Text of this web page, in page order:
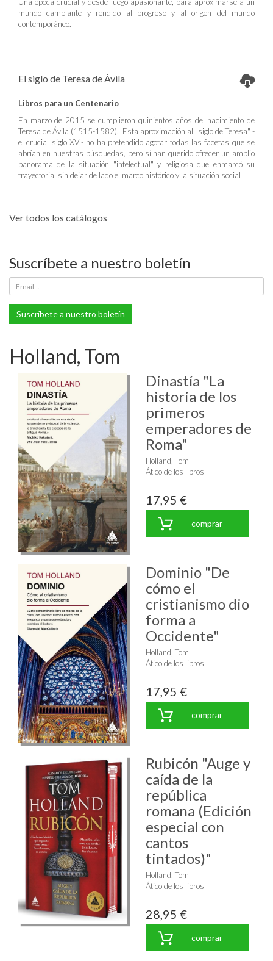
mundo cambiante y rendido al progreso y al origen del mundo
contemporáneo.
El siglo de Teresa de Ávila
Libros para un Centenario
En marzo de 2015 se cumplieron quinientos años del nacimiento de
Teresa de Ávila (1515-1582). Esta aproximación al "siglo de Teresa" -
el crucial siglo XVI- no ha pretendido agotar todas las facetas que se
abrían en nuestras búsquedas, pero sí han querido ofrecer un amplio
panorama de la situación "intelectual" y religiosa que enmarcó su
trayectoria, sin dejar de lado el marco histórico y la situación social
Ver todos los catálogos
Suscríbete a nuestro boletín
Suscríbete a nuestro boletín
Holland, Tom
Dinastía "La
historia de los
primeros
emperadores de
Roma"
Holland, Tom
Ático de los libros
17,95 €
comprar
Dominio "De
cómo el
cristianismo dio
forma a
Occidente"
Holland, Tom
Ático de los libros
17,95 €
comprar
Rubicón "Auge y
caída de la
república
romana (Edición
especial con
cantos
tintados)"
Holland, Tom
Ático de los libros
28,95 €
comprar